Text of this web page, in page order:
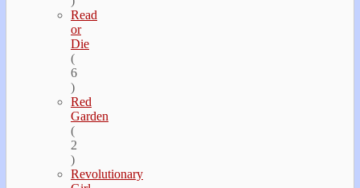
Read
or
Die
(
6
)
Red
Garden
(
2
)
Revolutionary